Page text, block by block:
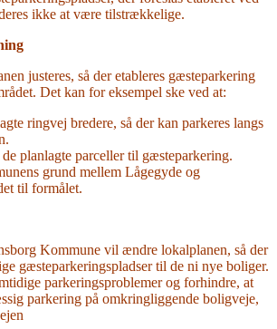
ikke at være tilstrækkelige.
justeres, så der etableres gæsteparkering
Det kan for eksempel ske ved at:
ringvej bredere, så der kan parkeres langs
planlagte parceller til gæsteparkering.
grund mellem Lågegyde og
til formålet.
Kommune vil ændre lokalplanen, så der
gæsteparkeringspladser til de ni nye boliger.
parkeringsproblemer og forhindre, at
parkering på omkringliggende boligveje,